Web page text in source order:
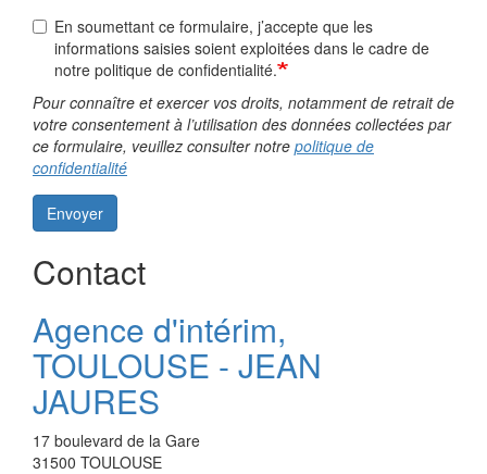
En soumettant ce formulaire, j’accepte que les
informations saisies soient exploitées dans le cadre de
notre politique de confidentialité.
Pour connaître et exercer vos droits, notamment de retrait de
votre consentement à l’utilisation des données collectées par
ce formulaire, veuillez consulter notre politique de
confidentialité
Envoyer
Contact
Agence d'intérim,
TOULOUSE - JEAN
JAURES
17 boulevard de la Gare
31500 TOULOUSE